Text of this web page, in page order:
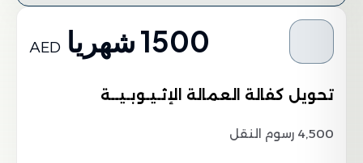
1500 شهريا AED
تحويل كفالة العمالة الإثـيـوبـيــة
4,500 رسوم النقل